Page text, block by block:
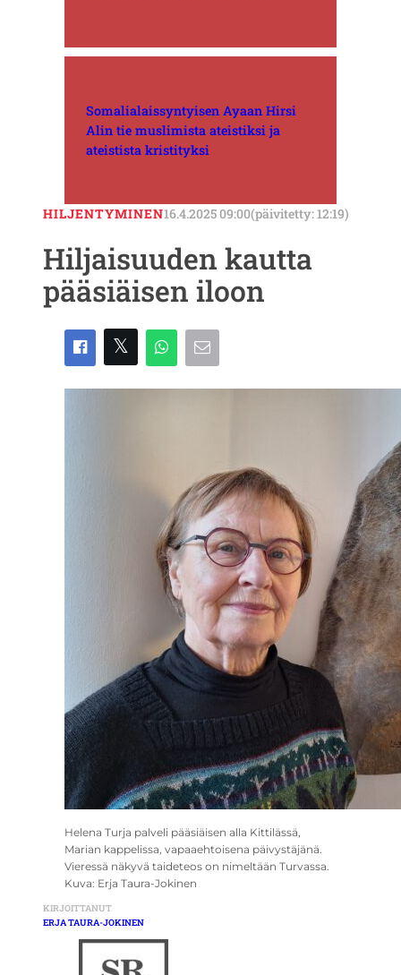
Somalialaissyntyisen Ayaan Hirsi
Alin tie muslimista ateistiksi ja
ateistista kristityksi
HILJENTYMINEN16.4.2025 09:00(päivitetty: 12:19)
Hiljaisuuden kautta
pääsiäisen iloon
Helena Turja palveli pääsiäisen alla Kittilässä,
Marian kappelissa, vapaaehtoisena päivystäjänä.
Vieressä näkyvä taideteos on nimeltään Turvassa.
Kuva: Erja Taura-Jokinen
KIRJOITTANUT
ERJA TAURA-JOKINEN